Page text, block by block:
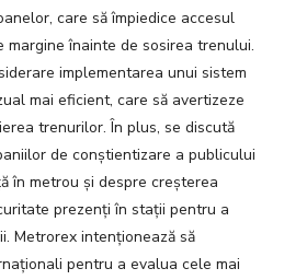
care să împiedice accesul
înainte de sosirea trenului.
implementarea unui sistem
mai eficient, care să avertizeze
trenurilor. În plus, se discută
de conștientizare a publicului
în metrou și despre creșterea
prezenți în stații pentru a
Metrorex intenționează să
pentru a evalua cele mai